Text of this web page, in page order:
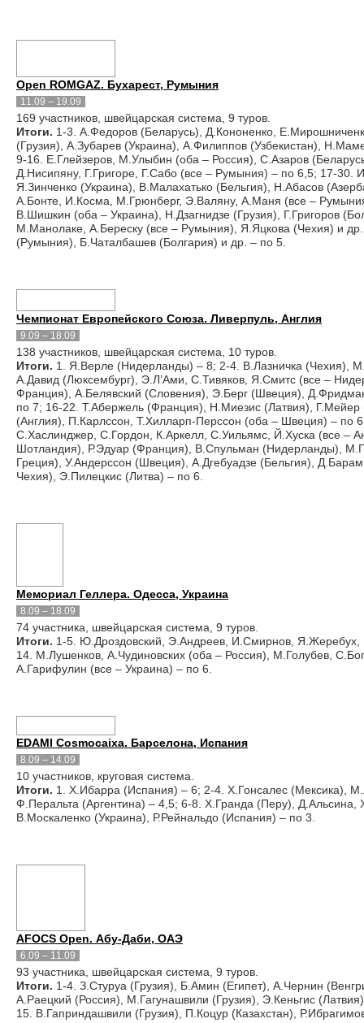
Open ROMGAZ. Бухарест, Румыния
11.09 – 19.09
169 участников, швейцарская система, 9 туров.
Итоги. 1-3. А.Федоров (Беларусь), Д.Кононенко,
(Грузия), А.Зубарев (Украина), А.Филиппов (Узбекистан),
9-16. Е.Глейзеров, М.Улыбин (оба – Россия), С.Азаров
Д.Нисипяну, Г.Григоре, Г.Сабо (все – Румыния) – по 6,5; 17-30.
Я.Зинченко (Украина), В.Малахатько (Бельгия), Н.Абасов
А.Бонте, И.Косма, М.Грюнберг, Э.Валяну, А.Маня (все –
В.Шишкин (оба – Украина), Н.Дзагнидзе (Грузия), Г.Григоров
М.Манолаке, А.Береску (все – Румыния), Я.Яцкова (Чехия) и
(Румыния), Б.Чаталбашев (Болгария) и др. – по 5.
Чемпионат Европейского Союза. Ливерпуль, Англия
9.09 – 18.09
138 участников, швейцарская система, 10 туров.
Итоги. 1. Я.Верле (Нидерланды) – 8; 2-4. В.Лазничка (Чехия),
А.Давид (Люксембург), Э.Л’Ами, С.Тивяков, Я.Смитс (все –
Франция), А.Белявский (Словения), Э.Берг (Швеция),
по 7; 16-22. Т.Абержель (Франция), Н.Миезис (Латвия),
(Англия), П.Карлссон, Т.Хилларп-Перссон (оба – Швеция) – по
С.Хаслинджер, С.Гордон, К.Аркелл, С.Уильямс, Й.Хуска (все –
Шотландия), Р.Эдуар (Франция), В.Спульман (Нидерланды),
Греция), У.Андерссон (Швеция), А.Дгебуадзе (Бельгия),
Чехия), Э.Пилецкис (Литва) – по 6.
Мемориал Геллера. Одесса, Украина
8.09 – 18.09
74 участника, швейцарская система, 9 туров.
Итоги. 1-5. Ю.Дроздовский, Э.Андреев, И.Смирнов, Я.Жеребух,
14. М.Лушенков, А.Чудиновских (оба – Россия), М.Голубев,
А.Гарифулин (все – Украина) – по 6.
EDAMI Cosmocaixa. Барселона, Испания
8.09 – 14.09
10 участников, круговая система.
Итоги. 1. Х.Ибарра (Испания) – 6; 2-4. Х.Гонсалес (Мексика),
Ф.Перальта (Аргентина) – 4,5; 6-8. Х.Гранда (Перу),
В.Москаленко (Украина), Р.Рейнальдо (Испания) – по 3.
AFOCS Open. Абу-Даби, ОАЭ
6.09 – 11.09
93 участника, швейцарская система, 9 туров.
Итоги. 1-4. З.Стуруа (Грузия), Б.Амин (Египет), А.Чернин
А.Раецкий (Россия), М.Гагунашвили (Грузия), Э.Кеньгис
15. В.Гаприндашвили (Грузия), П.Коцур (Казахстан),